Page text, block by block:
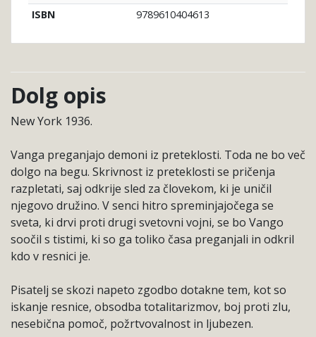
ISBN
9789610404613
Dolg opis
New York 1936.
Vanga preganjajo demoni iz preteklosti. Toda ne bo več
dolgo na begu. Skrivnost iz preteklosti se pričenja
razpletati, saj odkrije sled za človekom, ki je uničil
njegovo družino. V senci hitro spreminjajočega se
sveta, ki drvi proti drugi svetovni vojni, se bo Vango
soočil s tistimi, ki so ga toliko časa preganjali in odkril
kdo v resnici je.
Pisatelj se skozi napeto zgodbo dotakne tem, kot so
iskanje resnice, obsodba totalitarizmov, boj proti zlu,
nesebična pomoč, požrtvovalnost in ljubezen.